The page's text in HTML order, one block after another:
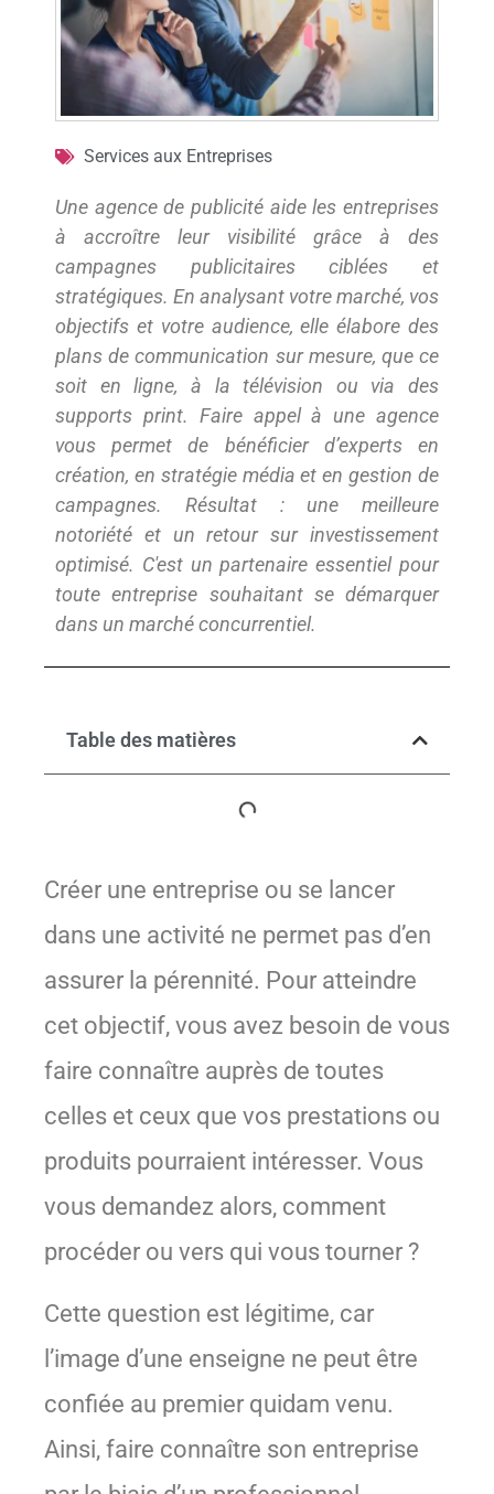
Services aux Entreprises
Une agence de publicité aide les entreprises
à accroître leur visibilité grâce à des
campagnes publicitaires ciblées et
stratégiques. En analysant votre marché, vos
objectifs et votre audience, elle élabore des
plans de communication sur mesure, que ce
soit en ligne, à la télévision ou via des
supports print. Faire appel à une agence
vous permet de bénéficier d’experts en
création, en stratégie média et en gestion de
campagnes. Résultat : une meilleure
notoriété et un retour sur investissement
optimisé. C'est un partenaire essentiel pour
toute entreprise souhaitant se démarquer
dans un marché concurrentiel.
Table des matières
Créer une entreprise ou se lancer
dans une activité ne permet pas d’en
assurer la pérennité. Pour atteindre
cet objectif, vous avez besoin de vous
faire connaître auprès de toutes
celles et ceux que vos prestations ou
produits pourraient intéresser. Vous
vous demandez alors, comment
procéder ou vers qui vous tourner ?
Cette question est légitime, car
l’image d’une enseigne ne peut être
confiée au premier quidam venu.
Ainsi, faire connaître son entreprise